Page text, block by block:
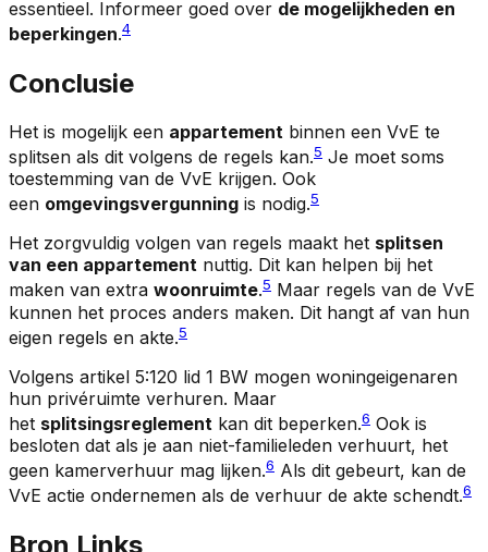
essentieel. Informeer goed over de mogelijkheden en
beperkingen.4
Conclusie
Het is mogelijk een appartement binnen een VvE te
splitsen als dit volgens de regels kan.5 Je moet soms
toestemming van de VvE krijgen. Ook
een omgevingsvergunning is nodig.5
Het zorgvuldig volgen van regels maakt het splitsen
van een appartement nuttig. Dit kan helpen bij het
maken van extra woonruimte.5 Maar regels van de VvE
kunnen het proces anders maken. Dit hangt af van hun
eigen regels en akte.5
Volgens artikel 5:120 lid 1 BW mogen woningeigenaren
hun privéruimte verhuren. Maar
het splitsingsreglement kan dit beperken.6 Ook is
besloten dat als je aan niet-familieleden verhuurt, het
geen kamerverhuur mag lijken.6 Als dit gebeurt, kan de
VvE actie ondernemen als de verhuur de akte schendt.6
Bron Links